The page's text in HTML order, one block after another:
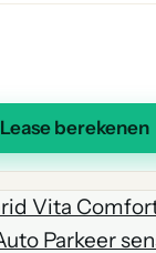
Lease berekenen